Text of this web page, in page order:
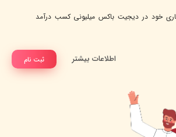
خود در دیجیت باکس میلیونی کسب درآمد
ثبت نام اطلاعات بیشتر